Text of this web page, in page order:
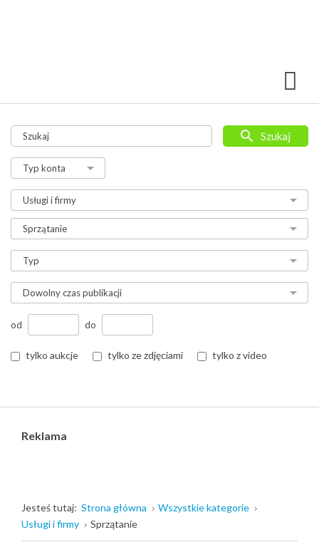
od do
tylko aukcje tylko ze zdjęciami tylko z video
Szukaj
Reklama
Jesteś tutaj: Strona główna
Wszystkie kategorie
Usługi i firmy
Sprzątanie